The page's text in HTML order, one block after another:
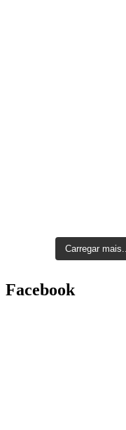
Carregar mais...
Facebook